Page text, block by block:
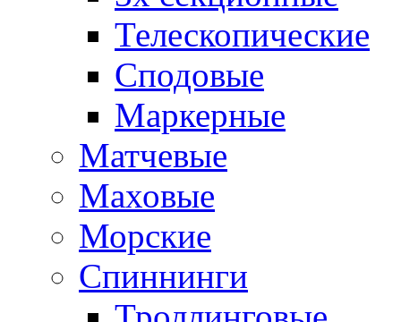
Телескопические
Сподовые
Маркерные
Матчевые
Маховые
Морские
Спиннинги